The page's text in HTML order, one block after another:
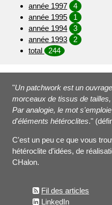
année 1997
4
année 1995
1
année 1994
3
année 1993
2
total
244
"Un patchwork est un
morceaux de tissus de
Par analogie, le mot
d'éléments hétéroclites."
C'est un peu ce que vous
hétéroclite d'idées, de
CHalon.
Fil des articles
LinkedIn